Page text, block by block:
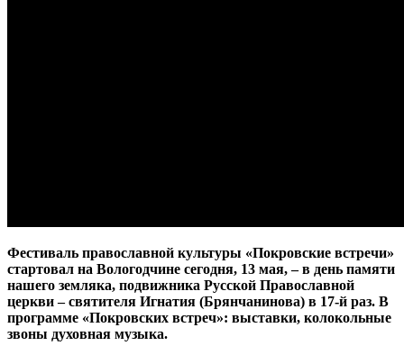
Фестиваль православной культуры «Покровские встречи»
стартовал на Вологодчине сегодня, 13 мая, – в день памяти
нашего земляка, подвижника Русской Православной
церкви – святителя Игнатия (Брянчанинова) в 17-й раз. В
программе «Покровских встреч»: выставки, колокольные
звоны духовная музыка.